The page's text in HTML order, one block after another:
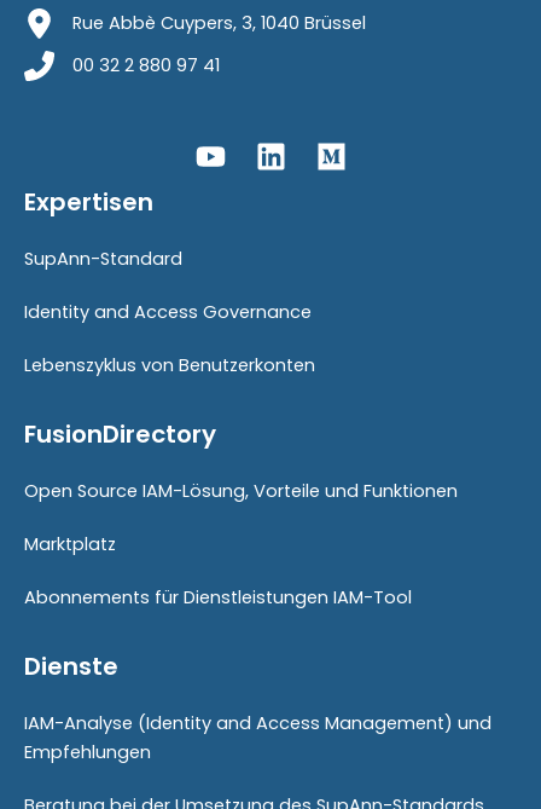
Rue Abbè Cuypers, 3, 1040 Brüssel
00 32 2 880 97 41
Expertisen
SupAnn-Standard
Identity and Access Governance
Lebenszyklus von Benutzerkonten
FusionDirectory
Open Source IAM-Lösung, Vorteile und Funktionen
Marktplatz
Abonnements für Dienstleistungen IAM-Tool
Dienste
IAM-Analyse (Identity and Access Management) und
Empfehlungen